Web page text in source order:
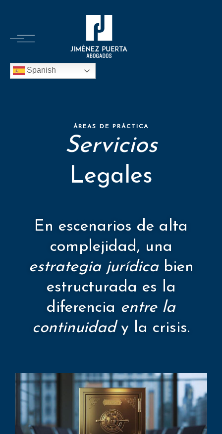
Spanish
ÁREAS DE PRÁCTICA
Servicios
Legales
En escenarios de alta
complejidad, una
estrategia jurídicabien
estructurada es la
diferencia entre la
continuidad y la crisis.